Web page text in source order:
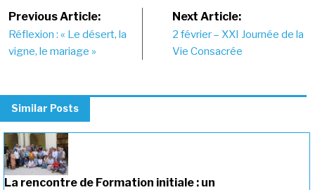
Post
navigation
Previous Article:
Réflexion : « Le désert, la
vigne, le mariage »
Next Article:
2 février – XXI Journée de la
Vie Consacrée
Similar Posts
La rencontre de Formation initiale : un